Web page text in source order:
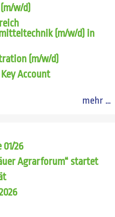
w/d)
(m/w/d) in
(m/w/d)
Account
mehr …
26
Agrarforum“ startet